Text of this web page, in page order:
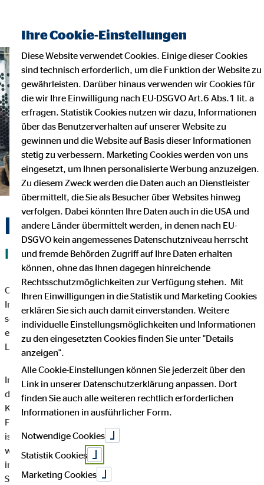
Das A-B-S-System
INDIVIDUELLE FINANZBERATUNG
Ob es um die Reifen unseres Fahrzeuges oder die Zähne geht:
In unserem Alltag setzen wir regelmäßig auf
Check-ups
schützen, was uns wichtig ist. Ein Thema, das dabei manchmal
etwas vernachlässigt wird und dabei essenziell für die
Lebensplanung ist, sind die
Individuelle Beratung für jede Lebenslage: Das ist das Prinzip
des A-B-S-Systems der OVB Finanzberatung
. Es bildet den
Kern des
OVB Beratungsansatzes
und sorgt dafür, dass deine
Finanzplanung genau zu dir und deinem Leben passt, denn das
ist das Wichtigste. Ein Check-up bei der OVB lässt dich wissen,
wie es um deine Finanzen steht. Mit dem OVB
in allen OVB Prozessen präsent und steht für Transparenz,
Struktur und persönliche Betreuung.
Ihre Cookie-Einstellungen
Diese Website verwendet Cookies. Einige dieser Cookies
sind technisch erforderlich, um die Funktion der Website zu
gewährleisten. Darüber hinaus verwenden wir Cookies für
die wir Ihre Einwilligung nach EU-DSGVO Art.6 Abs.1 lit. a
erfragen. Statistik Cookies nutzen wir dazu, Informationen
über das Benutzerverhalten auf unserer Website zu
gewinnen und die Website auf Basis dieser Informationen
stetig zu verbessern. Marketing Cookies werden von uns
eingesetzt, um Ihnen personalisierte Werbung anzuzeigen.
Zu diesem Zweck werden die Daten auch an Dienstleister
übermittelt, die Sie als Besucher über Websites hinweg
verfolgen. Dabei könnten Ihre Daten auch in die USA und
andere Länder übermittelt werden, in denen nach EU-
DSGVO kein angemessenes Datenschutzniveau herrscht
und fremde Behörden Zugriff auf Ihre Daten erhalten
können, ohne das Ihnen dagegen hinreichende
Rechtsschutzmöglichkeiten zur Verfügung stehen. Mit
Ihren Einwilligungen in die Statistik und Marketing Cookies
erklären Sie sich auch damit einverstanden. Weitere
individuelle Einstellungsmöglichkeiten und Informationen
zu den eingesetzten Cookies finden Sie unter "Details
anzeigen".
Alle Cookie-Einstellungen können Sie jederzeit über den
Link in unserer Datenschutzerklärung anpassen. Dort
finden Sie auch alle weiteren rechtlich erforderlichen
Informationen in ausführlicher Form.
Notwendige Cookies
Statistik Cookies
Marketing Cookies